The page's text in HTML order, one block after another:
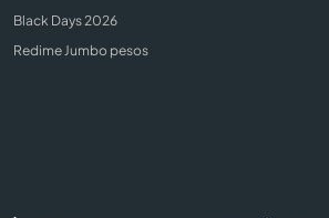
Black Days 2026
Redime Jumbo pesos